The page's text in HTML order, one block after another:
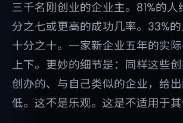
三千名刚创业的企业主。81%的人
分之七或更高的成功几率。33%
十分之十。一家新企业五年的实
上下。更妙的细节是：同样这些
创办的、与自己类似的企业，给
低。这不是乐观。这是不适用于其